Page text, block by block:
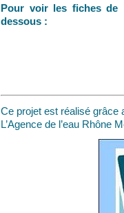
Pour voir les fiches de
dessous :
Ce projet est réalisé grâce
L’Agence de l’eau Rhône